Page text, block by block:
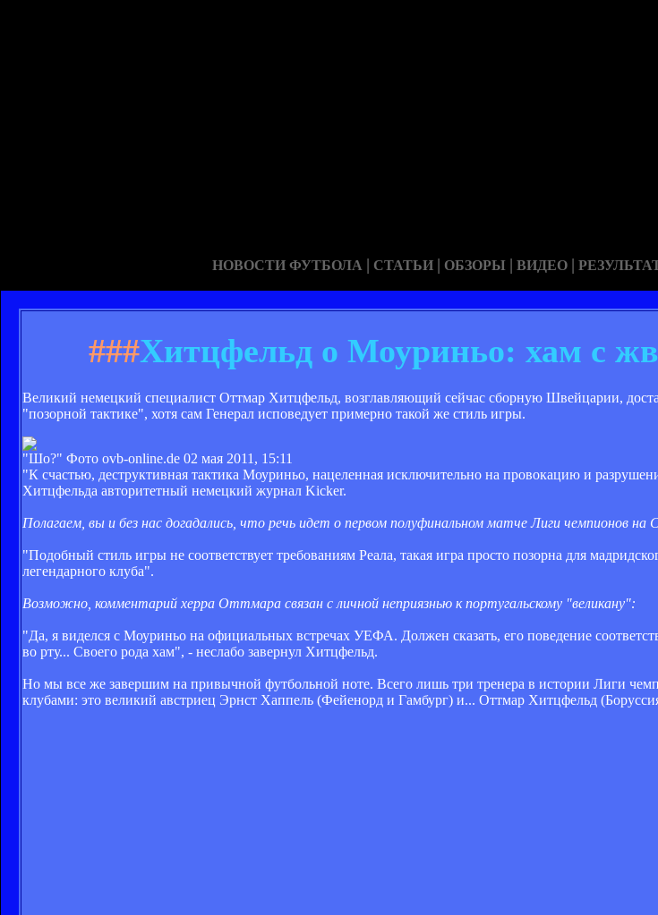
НОВОСТИ ФУТБОЛА | СТАТЬИ | ОБЗОРЫ | ВИДЕО |
###Хитцфельд о Моуриньо: хам с
Великий немецкий специалист Оттмар Хитцфельд, возглавляющий сейчас сборную Швейцарии,
"позорной тактике", хотя сам Генерал исповедует примерно такой же стиль игры.
"Шо?" Фото ovb-online.de 02 мая 2011, 15:11
"К счастью, деструктивная тактика Моуриньо, нацеленная исключительно на провокацию и
Хитцфельда авторитетный немецкий журнал Kicker.
Полагаем, вы и без нас догадались, что речь идет о первом полуфинальном матче Лиги чемпионов на
"Подобный стиль игры не соответствует требованиям Реала, такая игра просто позорна для
легендарного клуба".
Возможно, комментарий херра Оттмара связан с личной неприязнью к португальскому "великану":
"Да, я виделся с Моуриньо на официальных встречах УЕФА. Должен сказать, его поведение
во рту... Своего рода хам", - неслабо завернул Хитцфельд.
Но мы все же завершим на привычной футбольной ноте. Всего лишь три тренера в истории Лиги
клубами: это великий австриец Эрнст Хаппель (Фейенорд и Гамбург) и... Оттмар Хитцфельд (Бо